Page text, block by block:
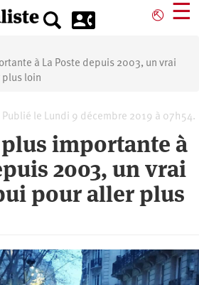
⎋ ☰
à La Poste depuis 2003, un vrai
plus loin
Publié le Lundi 9 décembre 2019 à 07h54.
importante à
2003, un vrai
pour aller plus